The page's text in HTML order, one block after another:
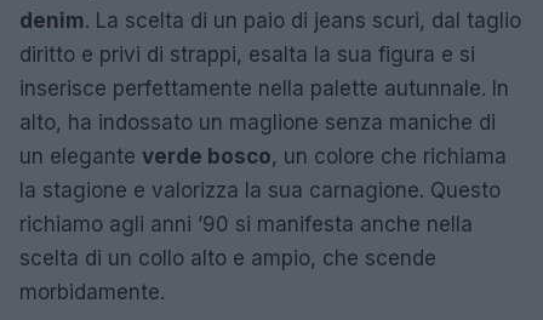
denim. La scelta di un paio di jeans scuri, dal taglio
diritto e privi di strappi, esalta la sua figura e si
inserisce perfettamente nella palette autunnale. In
alto, ha indossato un maglione senza maniche di
un elegante verde bosco, un colore che richiama
la stagione e valorizza la sua carnagione. Questo
richiamo agli anni ’90 si manifesta anche nella
scelta di un collo alto e ampio, che scende
morbidamente.